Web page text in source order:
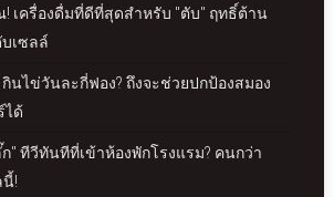
เครื่องดื่มที่ดีที่สุดสำหรับ "ตับ" ฤทธิ์ต้าน
เซลล์
นไข่วันละกี่ฟอง? ถึงจะช่วยปกป้องสมอง
ได้
" ทีวีทันทีที่เข้าห้องพักโรงแรม? คนกว่า
นี้!